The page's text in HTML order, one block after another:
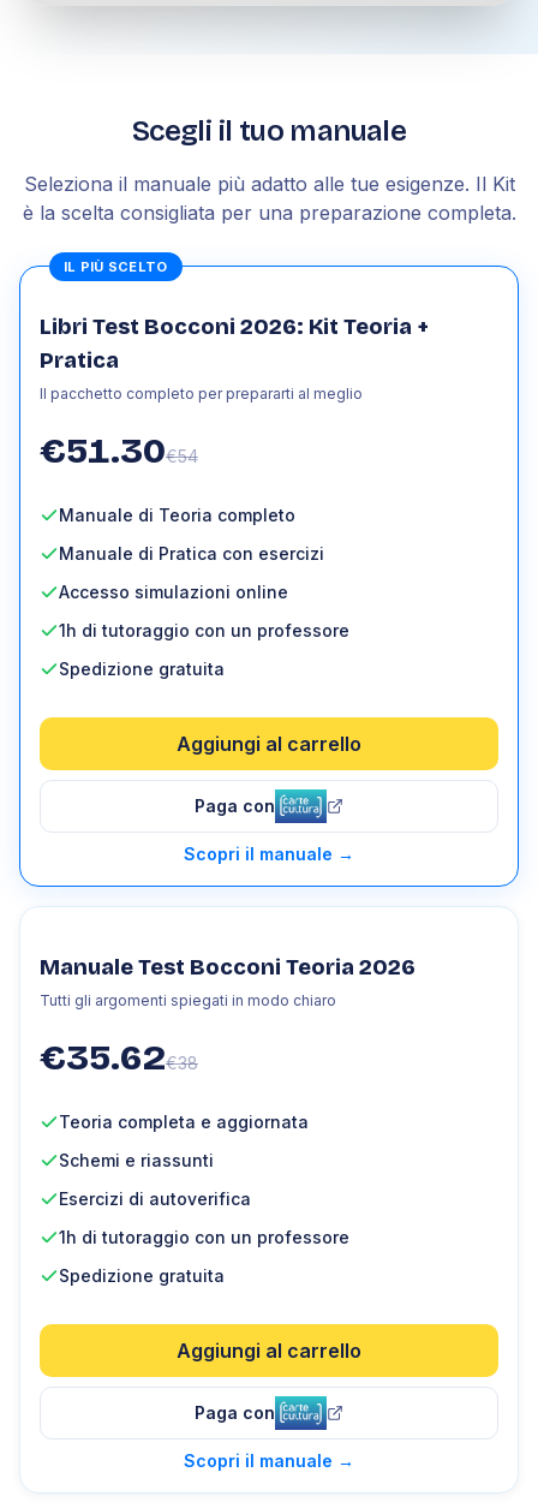
Scegli il tuo manuale
Seleziona il manuale più adatto alle tue esigenze. Il Kit
è la scelta consigliata per una preparazione completa.
IL PIÙ SCELTO
Libri Test Bocconi 2026: Kit Teoria +
Pratica
Il pacchetto completo per prepararti al meglio
€51.30€54
Manuale di Teoria completo
Manuale di Pratica con esercizi
Accesso simulazioni online
1h di tutoraggio con un professore
Spedizione gratuita
Aggiungi al carrello
Paga con
Scopri il manuale →
Manuale Test Bocconi Teoria 2026
Tutti gli argomenti spiegati in modo chiaro
€35.62€38
Teoria completa e aggiornata
Schemi e riassunti
Esercizi di autoverifica
1h di tutoraggio con un professore
Spedizione gratuita
Aggiungi al carrello
Paga con
Scopri il manuale →